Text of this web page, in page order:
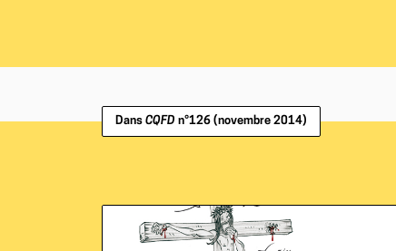
Dans CQFD n°126 (novembre 2014)